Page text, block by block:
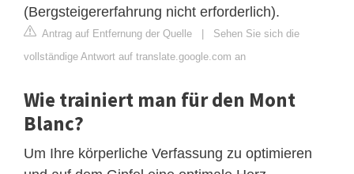
(Bergsteigererfahrung nicht erforderlich).
Antrag auf Entfernung der Quelle | Sehen Sie sich die
vollständige Antwort auf translate.google.com an
Wie trainiert man für den Mont
Blanc?
Um Ihre körperliche Verfassung zu optimieren